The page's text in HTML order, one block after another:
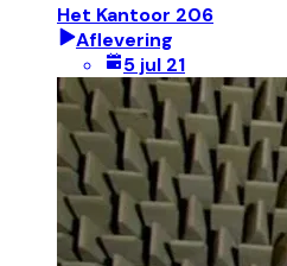
Het Kantoor 206
Aflevering
5 jul 21